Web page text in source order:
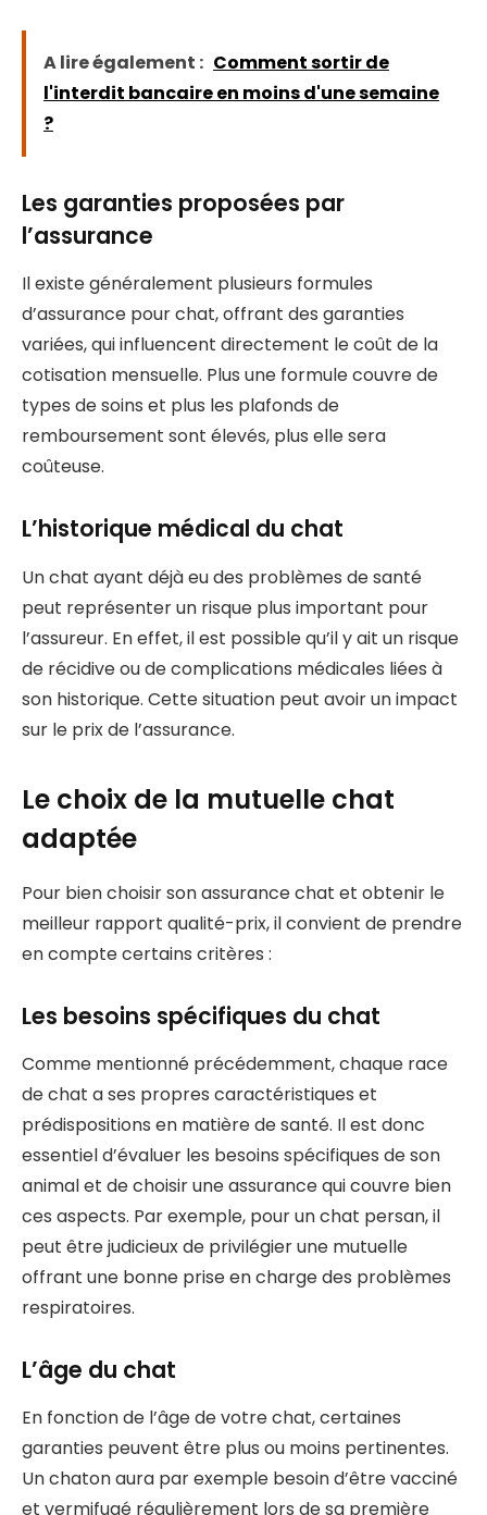
A lire également : Comment sortir de
l'interdit bancaire en moins d'une semaine
?
Les garanties proposées par
l’assurance
Il existe généralement plusieurs formules
d’assurance pour chat, offrant des garanties
variées, qui influencent directement le coût de la
cotisation mensuelle. Plus une formule couvre de
types de soins et plus les plafonds de
remboursement sont élevés, plus elle sera
coûteuse.
L’historique médical du chat
Un chat ayant déjà eu des problèmes de santé
peut représenter un risque plus important pour
l’assureur. En effet, il est possible qu’il y ait un risque
de récidive ou de complications médicales liées à
son historique. Cette situation peut avoir un impact
sur le prix de l’assurance.
Le choix de la mutuelle chat
adaptée
Pour bien choisir son assurance chat et obtenir le
meilleur rapport qualité-prix, il convient de prendre
en compte certains critères :
Les besoins spécifiques du chat
Comme mentionné précédemment, chaque race
de chat a ses propres caractéristiques et
prédispositions en matière de santé. Il est donc
essentiel d’évaluer les besoins spécifiques de son
animal et de choisir une assurance qui couvre bien
ces aspects. Par exemple, pour un chat persan, il
peut être judicieux de privilégier une mutuelle
offrant une bonne prise en charge des problèmes
respiratoires.
L’âge du chat
En fonction de l’âge de votre chat, certaines
garanties peuvent être plus ou moins pertinentes.
Un chaton aura par exemple besoin d’être vacciné
et vermifugé régulièrement lors de sa première